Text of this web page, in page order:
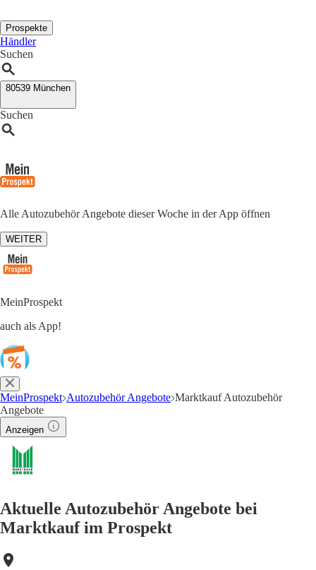
Prospekte
Händler
Suchen
80539 München
Suchen
Alle Autozubehör Angebote dieser Woche in der App öffnen
WEITER
MeinProspekt
auch als App!
MeinProspekt Autozubehör Angebote Marktkauf Autozubehör
Angebote
Anzeigen
Aktuelle Autozubehör Angebote bei
Marktkauf im Prospekt